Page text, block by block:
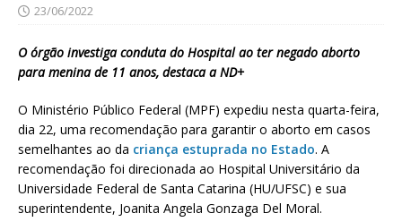
23/06/2022
O órgão investiga conduta do Hospital ao ter negado aborto
para menina de 11 anos, destaca a ND+
O Ministério Público Federal (MPF) expediu nesta quarta-feira,
dia 22, uma recomendação para garantir o aborto em casos
semelhantes ao da criança estuprada no Estado. A
recomendação foi direcionada ao Hospital Universitário da
Universidade Federal de Santa Catarina (HU/UFSC) e sua
superintendente, Joanita Angela Gonzaga Del Moral.